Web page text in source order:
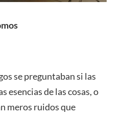
se preguntaban si las
esencias de las cosas, o
meros ruidos que